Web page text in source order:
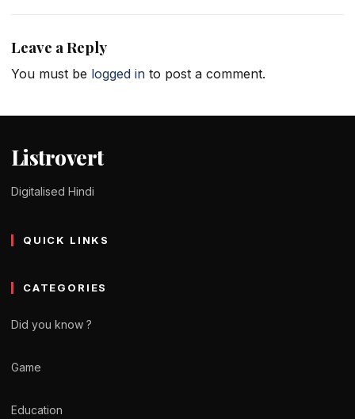
Leave a Reply
You must be logged in to post a comment.
Listrovert
Digitalised Hindi
QUICK LINKS
CATEGORIES
Did you know ?
Game
Education